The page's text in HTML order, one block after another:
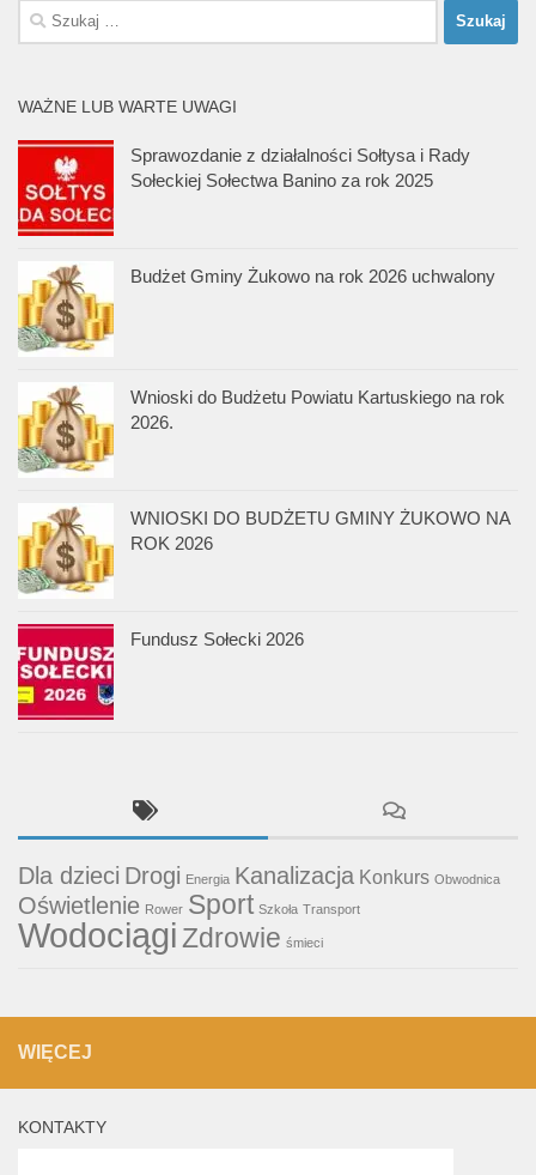
Szukaj:
WAŻNE LUB WARTE UWAGI
Sprawozdanie z działalności Sołtysa i Rady
Sołeckiej Sołectwa Banino za rok 2025
Budżet Gminy Żukowo na rok 2026 uchwalony
Wnioski do Budżetu Powiatu Kartuskiego na rok
2026.
WNIOSKI DO BUDŻETU GMINY ŻUKOWO NA
ROK 2026
Fundusz Sołecki 2026
Dla dzieci Drogi Energia Kanalizacja Konkurs Obwodnica
Oświetlenie Rower Sport Szkoła Transport
WodociągiZdrowie śmieci
WIĘCEJ
KONTAKTY